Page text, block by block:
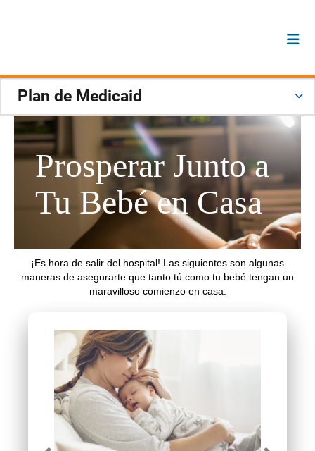
Plan de Medicaid
Prosperar Junto a
Tu Bebé en Casa
¡Es hora de salir del hospital! Las siguientes son algunas
maneras de asegurarte que tanto tú como tu bebé tengan un
maravilloso comienzo en casa.
Carousel content with 4 slides.
A carousel is a rotating set of images, rotation stops on